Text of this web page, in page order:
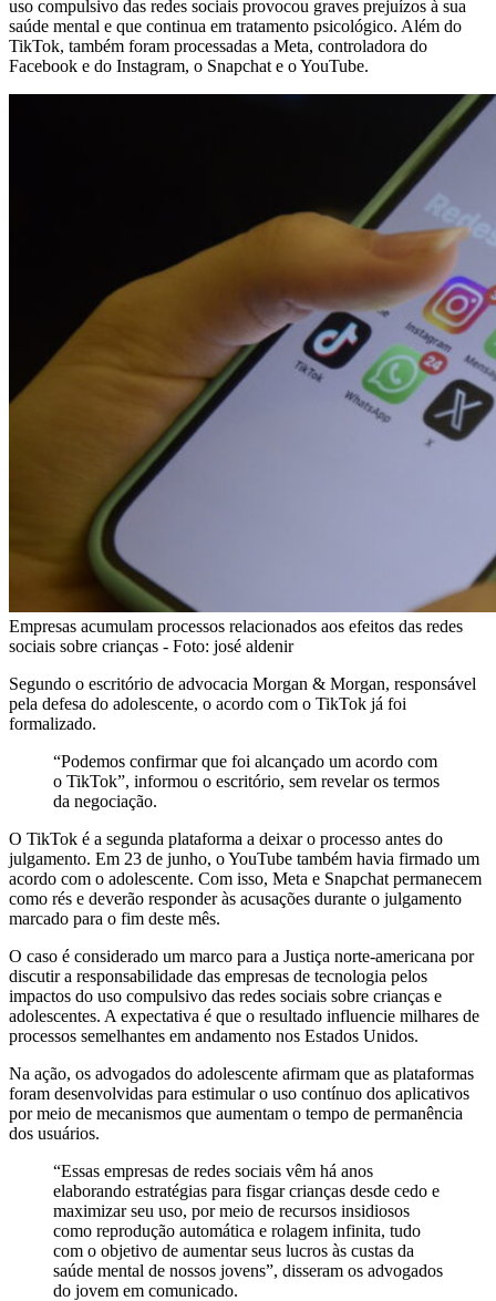
uso compulsivo das redes sociais provocou graves prejuízos à sua
saúde mental e que continua em tratamento psicológico. Além do
TikTok, também foram processadas a Meta, controladora do
Facebook e do Instagram, o Snapchat e o YouTube.
Empresas acumulam processos relacionados aos efeitos das redes
sociais sobre crianças - Foto: josé aldenir
Segundo o escritório de advocacia Morgan & Morgan, responsável
pela defesa do adolescente, o acordo com o TikTok já foi
formalizado.
“Podemos confirmar que foi alcançado um acordo com
o TikTok”, informou o escritório, sem revelar os termos
da negociação.
O TikTok é a segunda plataforma a deixar o processo antes do
julgamento. Em 23 de junho, o YouTube também havia firmado um
acordo com o adolescente. Com isso, Meta e Snapchat permanecem
como rés e deverão responder às acusações durante o julgamento
marcado para o fim deste mês.
O caso é considerado um marco para a Justiça norte-americana por
discutir a responsabilidade das empresas de tecnologia pelos
impactos do uso compulsivo das redes sociais sobre crianças e
adolescentes. A expectativa é que o resultado influencie milhares de
processos semelhantes em andamento nos Estados Unidos.
Na ação, os advogados do adolescente afirmam que as plataformas
foram desenvolvidas para estimular o uso contínuo dos aplicativos
por meio de mecanismos que aumentam o tempo de permanência
dos usuários.
“Essas empresas de redes sociais vêm há anos
elaborando estratégias para fisgar crianças desde cedo e
maximizar seu uso, por meio de recursos insidiosos
como reprodução automática e rolagem infinita, tudo
com o objetivo de aumentar seus lucros às custas da
saúde mental de nossos jovens”, disseram os advogados
do jovem em comunicado.